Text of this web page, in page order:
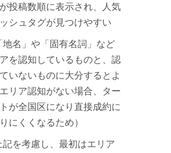
投稿数順に表示され、人気
シュタグが見つけやすい
地名」や「固有名詞」など
を認知しているものと、認
いないものに大分するとよ
リア認知がない場合、ター
が全国区になり直接成約に
にくくなるため）
記を考慮し、最初はエリア